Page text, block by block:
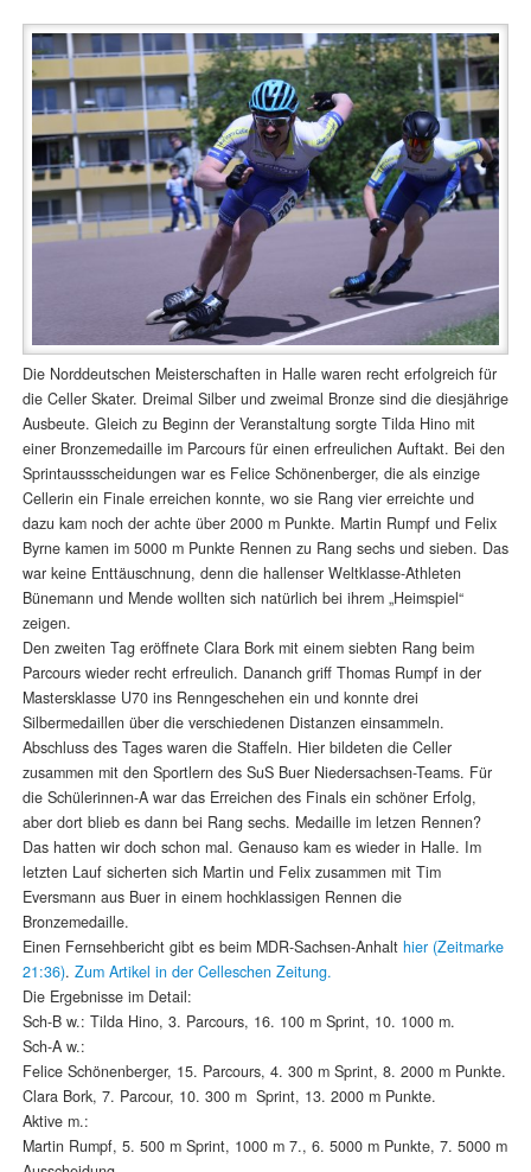
Die Norddeutschen Meisterschaften in Halle waren recht erfolgreich für
die Celler Skater. Dreimal Silber und zweimal Bronze sind die diesjährige
Ausbeute. Gleich zu Beginn der Veranstaltung sorgte Tilda Hino mit
einer Bronzemedaille im Parcours für einen erfreulichen Auftakt. Bei den
Sprintaussscheidungen war es Felice Schönenberger, die als einzige
Cellerin ein Finale erreichen konnte, wo sie Rang vier erreichte und
dazu kam noch der achte über 2000 m Punkte. Martin Rumpf und Felix
Byrne kamen im 5000 m Punkte Rennen zu Rang sechs und sieben. Das
war keine Enttäuschnung, denn die hallenser Weltklasse-Athleten
Bünemann und Mende wollten sich natürlich bei ihrem „Heimspiel“
zeigen.
Den zweiten Tag eröffnete Clara Bork mit einem siebten Rang beim
Parcours wieder recht erfreulich. Dananch griff Thomas Rumpf in der
Mastersklasse U70 ins Renngeschehen ein und konnte drei
Silbermedaillen über die verschiedenen Distanzen einsammeln.
Abschluss des Tages waren die Staffeln. Hier bildeten die Celler
zusammen mit den Sportlern des SuS Buer Niedersachsen-Teams. Für
die Schülerinnen-A war das Erreichen des Finals ein schöner Erfolg,
aber dort blieb es dann bei Rang sechs. Medaille im letzen Rennen?
Das hatten wir doch schon mal. Genauso kam es wieder in Halle. Im
letzten Lauf sicherten sich Martin und Felix zusammen mit Tim
Eversmann aus Buer in einem hochklassigen Rennen die
Bronzemedaille.
Einen Fernsehbericht gibt es beim MDR-Sachsen-Anhalt hier (Zeitmarke
21:36). Zum Artikel in der Celleschen Zeitung.
Die Ergebnisse im Detail:
Sch-B w.: Tilda Hino, 3. Parcours, 16. 100 m Sprint, 10. 1000 m.
Sch-A w.:
Felice Schönenberger, 15. Parcours, 4. 300 m Sprint, 8. 2000 m Punkte.
Clara Bork, 7. Parcour, 10. 300 m Sprint, 13. 2000 m Punkte.
Aktive m.:
Martin Rumpf, 5. 500 m Sprint, 1000 m 7., 6. 5000 m Punkte, 7. 5000 m